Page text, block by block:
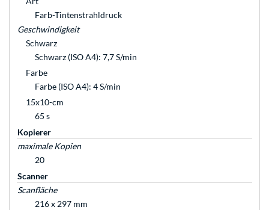
Farb-Tintenstrahldruck
Geschwindigkeit
Schwarz
Schwarz (ISO A4): 7,7 S/min
Farbe
Farbe (ISO A4): 4 S/min
15x10-cm
65 s
Kopierer
maximale Kopien
20
Scanner
Scanfläche
216 x 297 mm